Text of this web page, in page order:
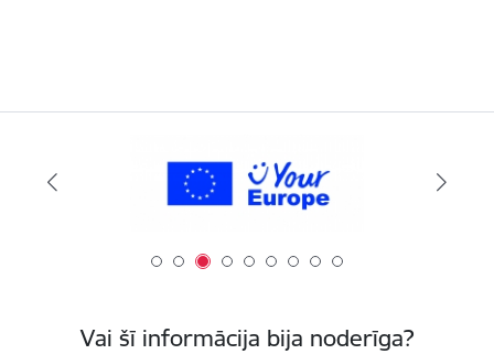
Vai šī informācija bija noderīga?